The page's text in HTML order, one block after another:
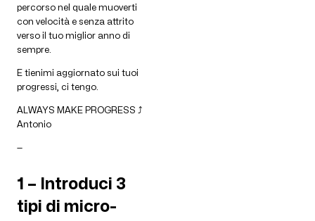
percorso nel quale muoverti
con velocità e senza attrito
verso il tuo miglior anno di
sempre.
E tienimi aggiornato sui tuoi
progressi, ci tengo.
ALWAYS MAKE PROGRESS ⤴
Antonio
—
1 – Introduci 3
tipi di micro-